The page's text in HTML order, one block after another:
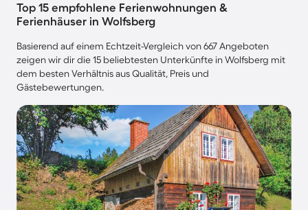
Top 15 empfohlene Ferienwohnungen &
Ferienhäuser in Wolfsberg
Basierend auf einem Echtzeit-Vergleich von 667 Angeboten
zeigen wir dir die 15 beliebtesten Unterkünfte in Wolfsberg mit
dem besten Verhältnis aus Qualität, Preis und
Gästebewertungen.